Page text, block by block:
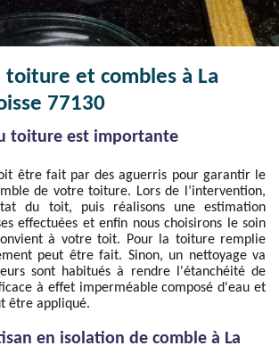
toiture et combles à La
77130
toiture est importante
être fait par des aguerris pour garantir le
de votre toiture. Lors de l’intervention,
du toit, puis réalisons une estimation
effectuées et enfin nous choisirons le soin
à votre toit. Pour la toiture remplie
peut être fait. Sinon, un nettoyage va
sont habitués à rendre l'étanchéité de
à effet imperméable composé d'eau et
être appliqué.
en isolation de comble à La